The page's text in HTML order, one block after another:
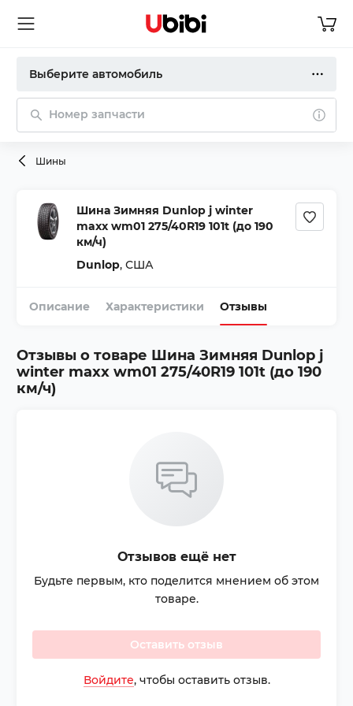
Выберите автомобиль
Номер запчасти
Шины
Шина Зимняя Dunlop j winter
maxx wm01 275/40R19 101t (до 190
км/ч)
Dunlop, США
Описание Характеристики Отзывы
Отзывы о товаре Шина Зимняя Dunlop j
winter maxx wm01 275/40R19 101t (до 190
км/ч)
Отзывов ещё нет
Будьте первым, кто поделится мнением об этом
товаре.
Оставить отзыв
Войдите, чтобы оставить отзыв.